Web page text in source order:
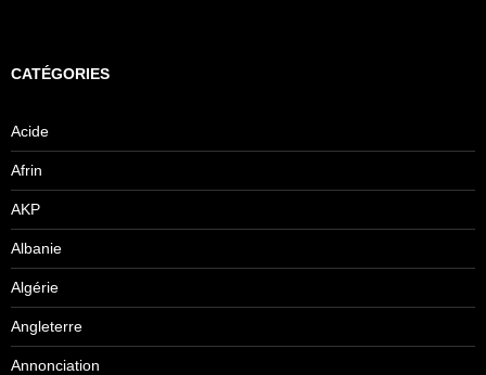
CATÉGORIES
Acide
Afrin
AKP
Albanie
Algérie
Angleterre
Annonciation